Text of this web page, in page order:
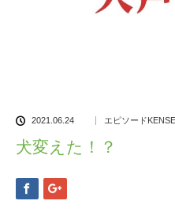
2021.06.24 エピソード
犬変えた！？